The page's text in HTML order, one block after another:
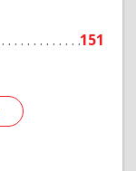
151